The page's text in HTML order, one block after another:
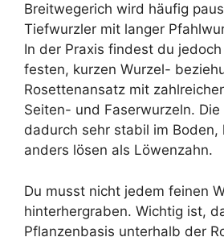
Breitwegerich wird häufig
Tiefwurzler mit langer
In der Praxis findest du
festen, kurzen Wurzel-
Rosettenansatz mit
Seiten- und Faserwurzeln.
dadurch sehr stabil im Boden,
anders lösen als Löwenzahn.
Du musst nicht jedem feinen
hinterhergraben. Wichtig ist,
Pflanzenbasis unterhalb der